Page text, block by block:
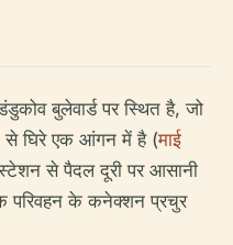
बुलेवार्ड पर स्थित है, जो
से घिरे एक आंगन में है (माई
से पैदल दूरी पर आसानी
परिवहन के कनेक्शन प्रचुर